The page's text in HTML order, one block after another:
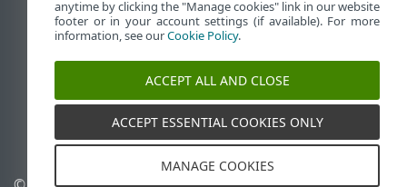
Visualizza sito desktop
End of Life
ESET Knowledge Base
ESET Status Portal
Supporto regionale
anytime by clicking the "Manage cookies" link in our website
footer or in your account settings (if available). For more
information, see ourCookie Policy.
ACCEPT ALL AND CLOSE
ACCEPT ESSENTIAL COOKIES ONLY
MANAGE COOKIES